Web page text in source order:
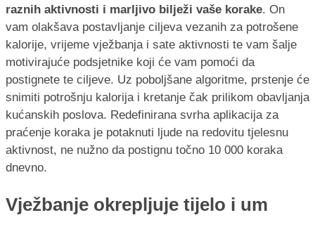
raznih aktivnosti i marljivo bilježi vaše korake. On
vam olakšava postavljanje ciljeva vezanih za potrošene
kalorije, vrijeme vježbanja i sate aktivnosti te vam šalje
motivirajuće podsjetnike koji će vam pomoći da
postignete te ciljeve. Uz poboljšane algoritme, prstenje će
snimiti potrošnju kalorija i kretanje čak prilikom obavljanja
kućanskih poslova. Redefinirana svrha aplikacija za
praćenje koraka je potaknuti ljude na redovitu tjelesnu
aktivnost, ne nužno da postignu točno 10 000 koraka
dnevno.
Vježbanje okrepljuje tijelo i um